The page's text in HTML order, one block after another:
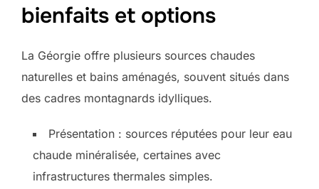
bienfaits et options
La Géorgie offre plusieurs sources chaudes
naturelles et bains aménagés, souvent situés dans
des cadres montagnards idylliques.
Présentation : sources réputées pour leur eau
chaude minéralisée, certaines avec
infrastructures thermales simples.